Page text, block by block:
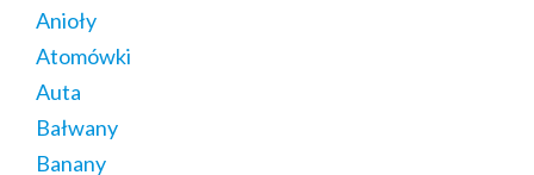
Anioły
Atomówki
Auta
Bałwany
Banany